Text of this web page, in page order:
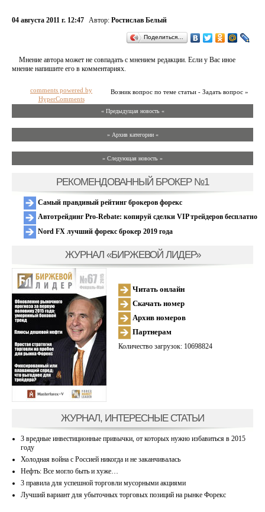
04 августа 2011 г. 12:47 Автор: Ростислав Белый
Поделиться…
Мнение автора может не совпадать с мнением редакции. Если у Вас иное
мнение напишите его в комментариях.
Возник вопрос по теме статьи - Задать вопрос »
comments powered by
HyperComments
« Предыдущая новость «
» Архив категории «
» Следующая новость »
РЕКОМЕНДОВАННЫЙ БРОКЕР №1
Самый правдивый рейтинг брокеров форекс
Автотрейдинг Pro-Rebate: копируй сделки VIP трейдеров бесплатно
Nord FX лучший форекс брокер 2019 года
ЖУРНАЛ «БИРЖЕВОЙ ЛИДЕР»
Читать онлайн
Скачать номер
Архив номеров
Партнерам
Количество загрузок: 10698824
ЖУРНАЛ, ИНТЕРЕСНЫЕ СТАТЬИ
3 вредные инвестиционные привычки, от которых нужно избавиться в 2015
году
Холодная война с Россией никогда и не заканчивалась
Нефть: Все могло быть и хуже…
3 правила для успешной торговли мусорными акциями
Лучший вариант для убыточных торговых позиций на рынке Форекс